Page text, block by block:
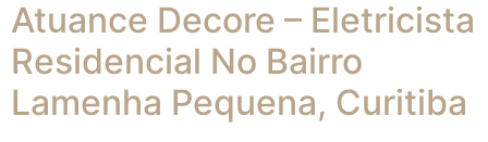
Atuance Decore – Eletricista
Residencial No Bairro
Lamenha Pequena, Curitiba